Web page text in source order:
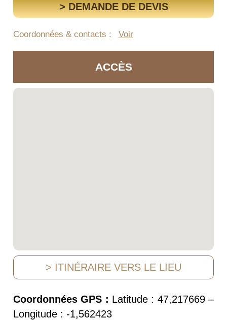
> DEMANDE DE DEVIS
Coordonnées & contacts : Voir
ACCÈS
> ITINÉRAIRE VERS LE LIEU
Coordonnées GPS : Latitude : 47,217669 –
Longitude : -1,562423